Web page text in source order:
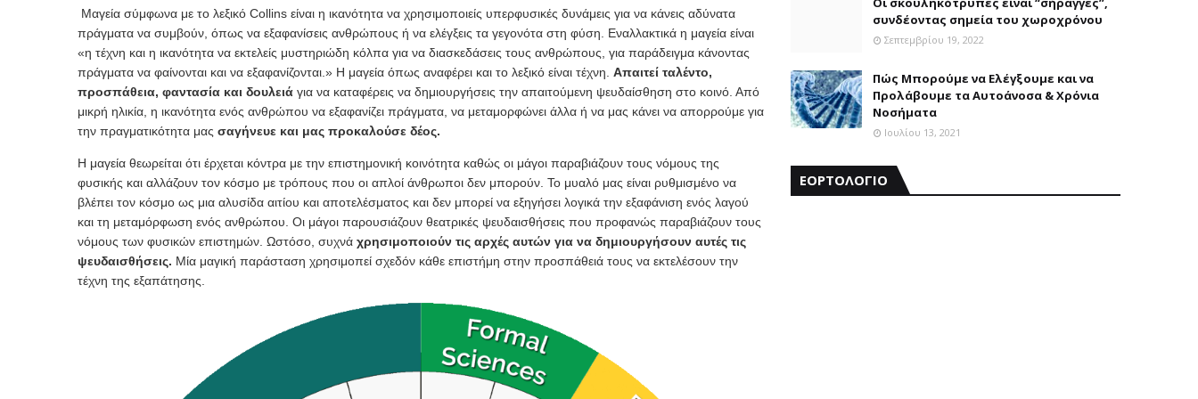
Μαγεία σύμφωνα με το λεξικό Collins είναι η ικανότητα να χρησιμοποιείς υπερφυσικές δυνάμεις για να κάνεις αδύνατα
πράγματα να συμβούν, όπως να εξαφανίσεις ανθρώπους ή να ελέγξεις τα γεγονότα στη φύση. Εναλλακτικά η μαγεία είναι
«η τέχνη και η ικανότητα να εκτελείς μυστηριώδη κόλπα για να διασκεδάσεις τους ανθρώπους, για παράδειγμα κάνοντας
πράγματα να φαίνονται και να εξαφανίζονται.» Η μαγεία όπως αναφέρει και το λεξικό είναι τέχνη. Απαιτεί ταλέντο,
προσπάθεια, φαντασία και δουλειά για να καταφέρεις να δημιουργήσεις την απαιτούμενη ψευδαίσθηση στο κοινό. Από
μικρή ηλικία, η ικανότητα ενός ανθρώπου να εξαφανίζει πράγματα, να μεταμορφώνει άλλα ή να μας κάνει να απορρούμε για
την πραγματικότητα μας σαγήνευε και μας προκαλούσε δέος.
Η μαγεία θεωρείται ότι έρχεται κόντρα με την επιστημονική κοινότητα καθώς οι μάγοι παραβιάζουν τους νόμους της
φυσικής και αλλάζουν τον κόσμο με τρόπους που οι απλοί άνθρωποι δεν μπορούν. Το μυαλό μας είναι ρυθμισμένο να
βλέπει τον κόσμο ως μια αλυσίδα αιτίου και αποτελέσματος και δεν μπορεί να εξηγήσει λογικά την εξαφάνιση ενός λαγού
και τη μεταμόρφωση ενός ανθρώπου. Οι μάγοι παρουσιάζουν θεατρικές ψευδαισθήσεις που προφανώς παραβιάζουν τους
νόμους των φυσικών επιστημών. Ωστόσο, συχνά χρησιμοποιούν τις αρχές αυτών για να δημιουργήσουν αυτές τις
ψευδαισθήσεις. Μία μαγική παράσταση χρησιμοπεί σχεδόν κάθε επιστήμη στην προσπάθειά τους να εκτελέσουν την
τέχνη της εξαπάτησης.
συνδέοντας σημεία του χωροχρόνου
Σεπτεμβρίου 19, 2022
Πώς Μπορούμε να Ελέγξουμε και να
Προλάβουμε τα Αυτοάνοσα & Χρόνια
Νοσήματα
Ιουλίου 13, 2021
ΕΟΡΤΟΛΟΓΙΟ